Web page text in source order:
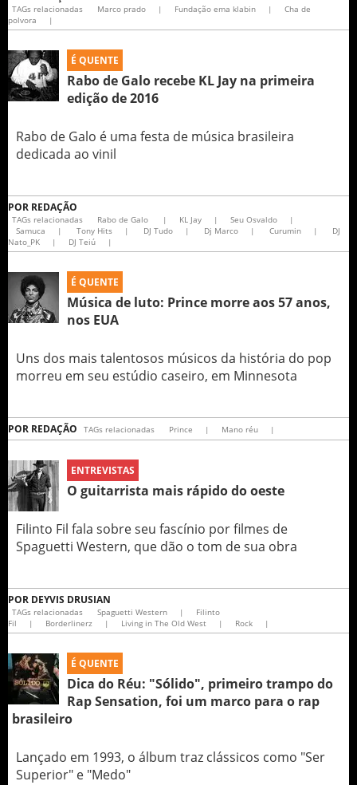
TAGs relacionadas Marco prado | Fundação ema klabin |
Cha de
polvora
|
É QUENTE
Rabo de Galo recebe KL Jay na primeira
edição de 2016
Rabo de Galo é uma festa de música brasileira
dedicada ao vinil
POR REDAÇÃO
TAGs relacionadas Rabo de Galo | KL Jay | Seu Osvaldo
|
Samuca
| Tony Hits | DJ Tudo | Dj Marco | Curumin |
DJ
Nato_PK
| DJ Teiú |
É QUENTE
Música de luto: Prince morre aos 57 anos,
nos EUA
Uns dos mais talentosos músicos da história do pop
morreu em seu estúdio caseiro, em Minnesota
POR REDAÇÃO TAGs relacionadas Prince | Mano réu |
ENTREVISTAS
O guitarrista mais rápido do oeste
Filinto Fil fala sobre seu fascínio por filmes de
Spaguetti Western, que dão o tom de sua obra
POR DEYVIS DRUSIAN
TAGs relacionadas Spaguetti Western |
Filinto
Fil
| Borderlinerz | Living in The Old West | Rock |
É QUENTE
Dica do Réu: "Sólido", primeiro trampo do
Rap Sensation, foi um marco para o rap
brasileiro
Lançado em 1993, o álbum traz clássicos como "Ser
Superior" e "Medo"